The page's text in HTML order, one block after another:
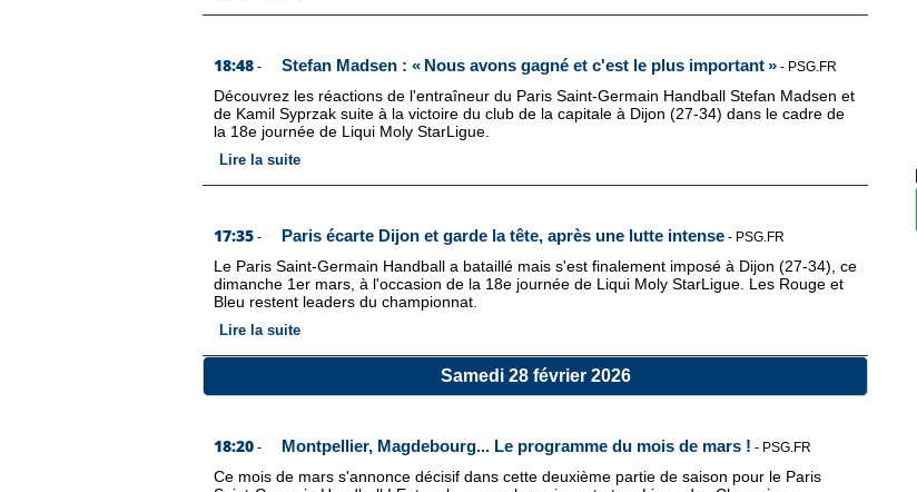
18:48 - Stefan Madsen : « Nous avons gagné et c'est le plus important » - PSG.FR
Découvrez les réactions de l'entraîneur du Paris Saint-Germain Handball Stefan Madsen et
de Kamil Syprzak suite à la victoire du club de la capitale à Dijon (27-34) dans le cadre de
la 18e journée de Liqui Moly StarLigue.
Lire la suite
17:35 - Paris écarte Dijon et garde la tête, après une lutte intense - PSG.FR
Le Paris Saint-Germain Handball a bataillé mais s'est finalement imposé à Dijon (27-34), ce
dimanche 1er mars, à l'occasion de la 18e journée de Liqui Moly StarLigue. Les Rouge et
Bleu restent leaders du championnat.
Lire la suite
Samedi 28 février 2026
18:20 - Montpellier, Magdebourg... Le programme du mois de mars ! - PSG.FR
Ce mois de mars s'annonce décisif dans cette deuxième partie de saison pour le Paris